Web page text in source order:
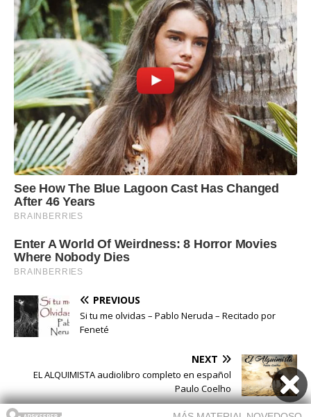
PREVIOUS
Si tu me olvidas – Pablo Neruda – Recitado por
Feneté
NEXT
EL ALQUIMISTA audiolibro completo en español
Paulo Coelho